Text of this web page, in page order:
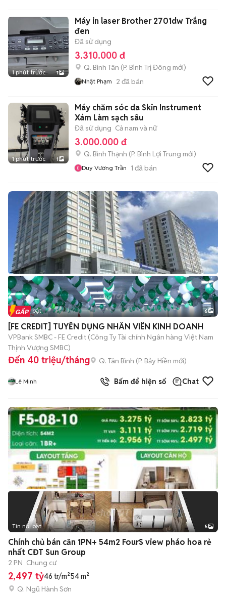
1 phút trước 1
Máy in laser Brother 2701dw Trắng
đen
Đã sử dụng
3.310.000 đ
Q. Bình Tân (P. Bình Trị Đông mới)
Nhật Phạm 2 đã bán
1 phút trước 1
Máy chăm sóc da Skin Instrument
Xám Làm sạch sâu
Đã sử dụng Cả nam và nữ
3.000.000 đ
Q. Bình Thạnh (P. Bình Lợi Trung mới)
Duy Vương Trần 1 đã bán
+2
Tin nổi bật 6
[FE CREDIT] TUYỂN DỤNG NHÂN VIÊN KINH DOANH
VPBank SMBC - FE Credit (Công Ty Tài chính Ngân hàng Việt Nam
Thịnh Vượng SMBC)
Đến 40 triệu/tháng Q. Tân Bình (P. Bảy Hiền mới)
Lê Minh Bấm để hiện số Chat
Tin nổi bật 5
Chính chủ bán căn 1PN+ 54m2 FourS view pháo hoa rẻ
nhất CĐT Sun Group
2 PN Chung cư
2,497 tỷ46 tr/m²54 m²
Q. Ngũ Hành Sơn